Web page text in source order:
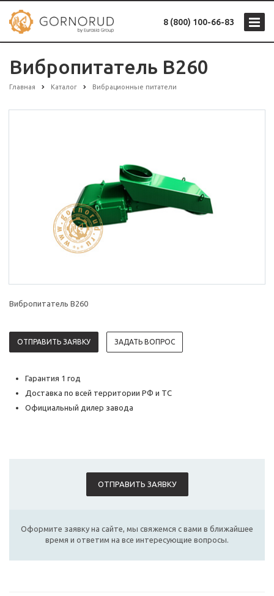
8 (800) 100-66-83
Вибропитатель B260
Главная Каталог Вибрационные питатели
Вибропитатель B260
ОТПРАВИТЬ ЗАЯВКУ ЗАДАТЬ ВОПРОС
Гарантия 1 год
Доставка по всей территории РФ и ТС
Официальный дилер завода
ОТПРАВИТЬ ЗАЯВКУ
Оформите заявку на сайте, мы свяжемся с вами в ближайшее
время и ответим на все интересующие вопросы.